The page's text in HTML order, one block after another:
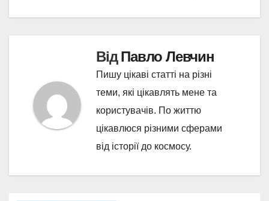
ВідПавло Левчин
Пишу цікаві статті на різні
теми, які цікавлять мене та
користувачів. По життю
цікавлюся різними сферами
від історії до космосу.